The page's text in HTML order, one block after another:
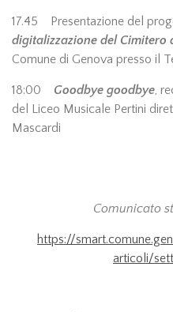
17.45 Presentazione del
digitalizzazione del Cimitero
Comune di Genova presso il
18:00 Goodbye goodbye,
del Liceo Musicale Pertini
Mascardi
Comunicato
https://
articoli/